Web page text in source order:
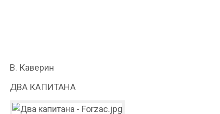
В. Каверин
ДВА КАПИТАНА